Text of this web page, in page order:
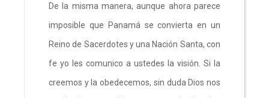
De la misma manera, aunque ahora parece
imposible que Panamá se convierta en un
Reino de Sacerdotes y una Nación Santa, con
fe yo les comunico a ustedes la visión. Si la
creemos y la obedecemos, sin duda Dios nos